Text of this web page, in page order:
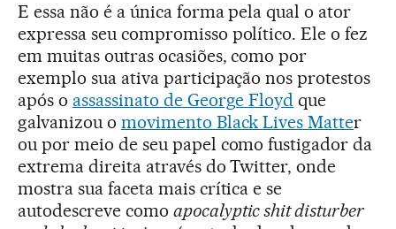
E essa não é a única forma pela qual o ator
expressa seu compromisso político. Ele o fez
em muitas outras ocasiões, como por
exemplo sua ativa participação nos protestos
após o assassinato de George Floyd que
galvanizou o movimento Black Lives Matter
ou por meio de seu papel como fustigador da
extrema direita através do Twitter, onde
mostra sua faceta mais crítica e se
autodescreve como apocalyptic shit disturber